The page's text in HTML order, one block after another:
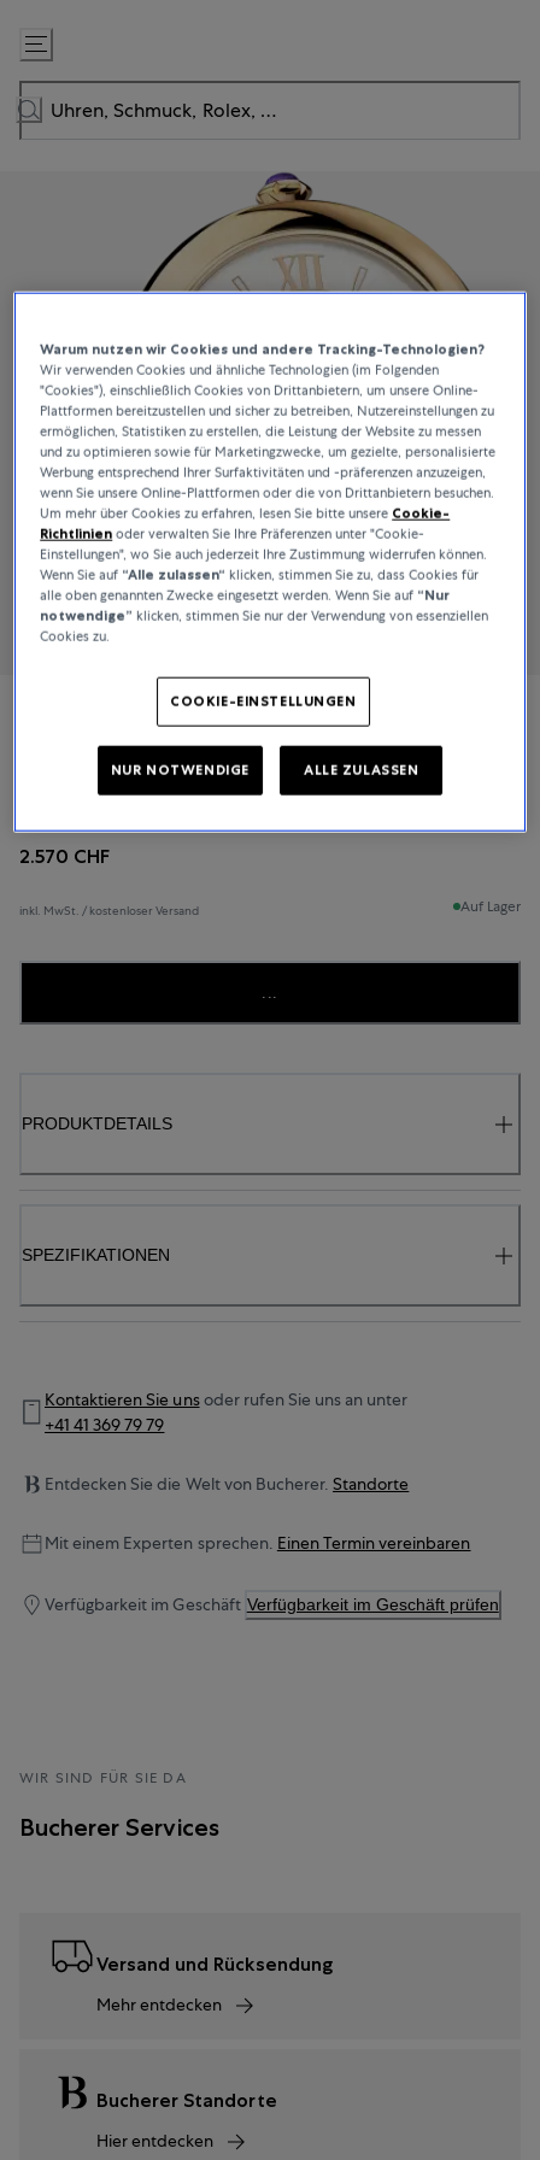
Zum
Inhalt
springen
2.570 CHF
inkl. MwSt. / kostenloser Versand Auf Lager
...
PRODUKTDETAILS
SPEZIFIKATIONEN
Kontaktieren Sie unsoder rufen Sie uns an unter
+41 41 369 79 79
Entdecken Sie die Welt von Bucherer. Standorte
Mit einem Experten sprechen. Einen Termin vereinbaren
Verfügbarkeit im Geschäft Verfügbarkeit im Geschäft prüfen
WIR SIND FÜR SIE DA
Bucherer Services
Versand und Rücksendung
Mehr entdecken
Bucherer Standorte
Hier entdecken
Warum nutzen wir Cookies und andere Tracking-Technologien?
Wir verwenden Cookies und ähnliche Technologien (im Folgenden
"Cookies"), einschließlich Cookies von Drittanbietern, um unsere Online-
Plattformen bereitzustellen und sicher zu betreiben, Nutzereinstellungen zu
ermöglichen, Statistiken zu erstellen, die Leistung der Website zu messen
und zu optimieren sowie für Marketingzwecke, um gezielte, personalisierte
Werbung entsprechend Ihrer Surfaktivitäten und -präferenzen anzuzeigen,
wenn Sie unsere Online-Plattformen oder die von Drittanbietern besuchen.
Um mehr über Cookies zu erfahren, lesen Sie bitte unsere Cookie-
Richtlinien oder verwalten Sie Ihre Präferenzen unter "Cookie-
Einstellungen", wo Sie auch jederzeit Ihre Zustimmung widerrufen können.
Wenn Sie auf “Alle zulassen“ klicken, stimmen Sie zu, dass Cookies für
alle oben genannten Zwecke eingesetzt werden. Wenn Sie auf “Nur
notwendige” klicken, stimmen Sie nur der Verwendung von essenziellen
Cookies zu.
COOKIE-EINSTELLUNGEN
NUR NOTWENDIGE ALLE ZULASSEN